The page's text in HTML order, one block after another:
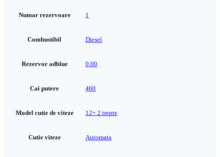
Numar rezervoare 1
Combustibil Diesel
Rezervor adblue 0.00
Cai putere 460
Model cutie de viteze 12+ 2 trepte
Cutie viteze Automata